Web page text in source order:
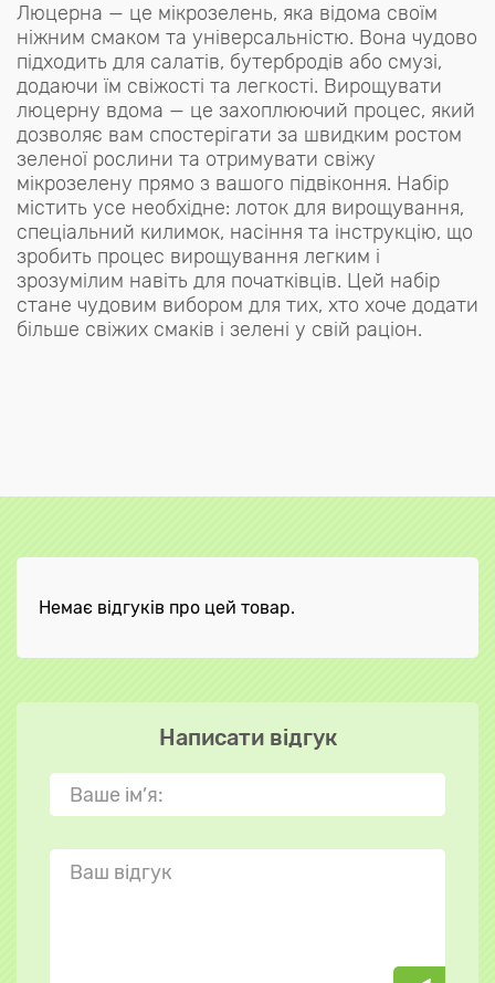
Люцерна — це мікрозелень, яка відома своїм
ніжним смаком та універсальністю. Вона чудово
підходить для салатів, бутербродів або смузі,
додаючи їм свіжості та легкості. Вирощувати
люцерну вдома — це захоплюючий процес, який
дозволяє вам спостерігати за швидким ростом
зеленої рослини та отримувати свіжу
мікрозелену прямо з вашого підвіконня. Набір
містить усе необхідне: лоток для вирощування,
спеціальний килимок, насіння та інструкцію, що
зробить процес вирощування легким і
зрозумілим навіть для початківців. Цей набір
стане чудовим вибором для тих, хто хоче додати
більше свіжих смаків і зелені у свій раціон.
Немає відгуків про цей товар.
Написати відгук